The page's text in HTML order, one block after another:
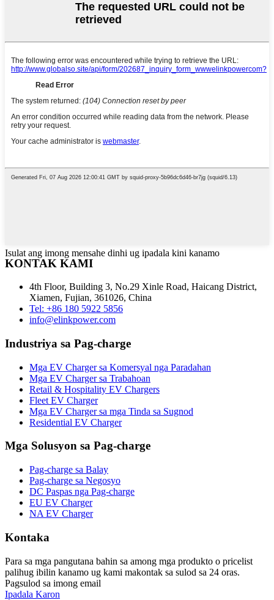
Isulat ang imong mensahe dinhi ug ipadala kini kanamo
KONTAK KAMI
4th Floor, Building 3, No.29 Xinle Road, Haicang District,
Xiamen, Fujian, 361026, China
Tel: +86 180 5922 5856
info@elinkpower.com
Industriya sa Pag-charge
Mga EV Charger sa Komersyal nga Paradahan
Mga EV Charger sa Trabahoan
Retail & Hospitality EV Chargers
Fleet EV Charger
Mga EV Charger sa mga Tinda sa Sugnod
Residential EV Charger
Mga Solusyon sa Pag-charge
Pag-charge sa Balay
Pag-charge sa Negosyo
DC Paspas nga Pag-charge
EU EV Charger
NA EV Charger
Kontaka
Para sa mga pangutana bahin sa among mga produkto o pricelist
palihug ibilin kanamo ug kami makontak sa sulod sa 24 oras.
Pagsulod sa imong email
Ipadala Karon